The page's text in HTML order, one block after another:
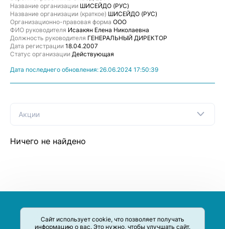
Сайт использует cookie, что позволяет получать
информацию о вас. Это нужно, чтобы улучшать сайт.
Название организации ШИСЕЙДО (РУС)
Название организации (краткое) ШИСЕЙДО (РУС)
Организационно-правовая форма ООО
ФИО руководителя Исаакян Елена Николаевна
Должность руководителя ГЕНЕРАЛЬНЫЙ ДИРЕКТОР
Дата регистрации 18.04.2007
Статус организации Действующая
Дата последнего обновления: 26.06.2024 17:50:39
Акции
Ничего не найдено